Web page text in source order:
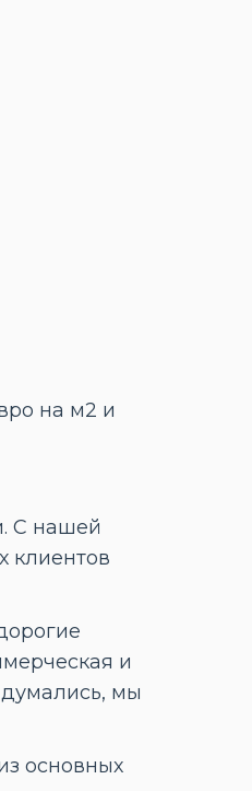
на м2 и
С нашей
клиентов
и
мы
основных